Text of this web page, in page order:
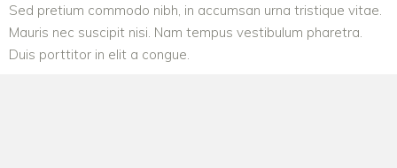
Sed pretium commodo nibh, in accumsan urna tristique vitae.
Mauris nec suscipit nisi. Nam tempus vestibulum pharetra.
Duis porttitor in elit a congue.